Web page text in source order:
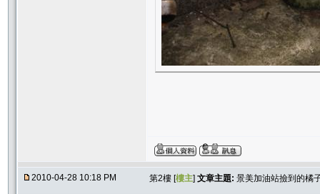
2010-04-28 10:18 PM 第2樓 [樓主] 文章主題: 景美加油站撿到的橘